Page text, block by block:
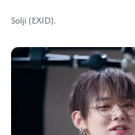
Solji (EXID).